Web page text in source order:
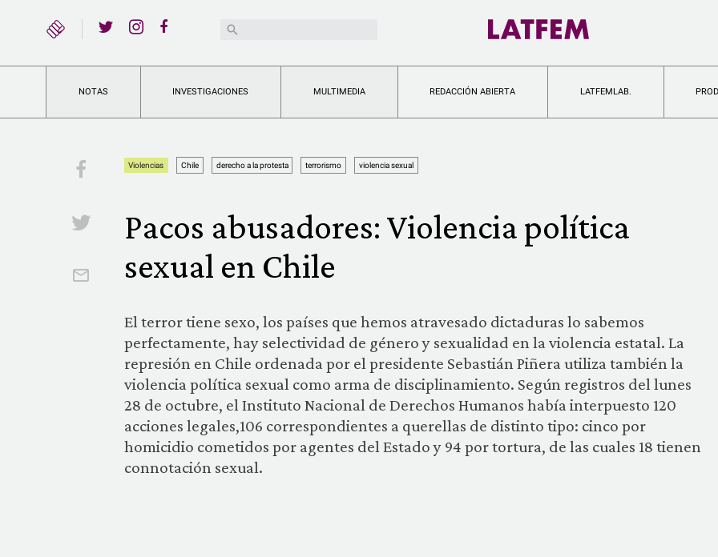
YouTubeBuscar:
NOTAS INVESTIGACIONES MULTIMEDIA REDACCIÓN ABIERTA LATFEMLAB.
Facebook
Twitter
Email
Violencias Chile derecho a la protesta terrorismo violencia sexual
Pacos abusadores: Violencia política
sexual en Chile
El terror tiene sexo, los países que hemos atravesado dictaduras lo sabemos
perfectamente, hay selectividad de género y sexualidad en la violencia estatal. La
represión en Chile ordenada por el presidente Sebastián Piñera utiliza también la
violencia política sexual como arma de disciplinamiento. Según registros del lunes
28 de octubre, el Instituto Nacional de Derechos Humanos había interpuesto 120
acciones legales,106 correspondientes a querellas de distinto tipo: cinco por
homicidio cometidos por agentes del Estado y 94 por tortura, de las cuales 18 tienen
connotación sexual.